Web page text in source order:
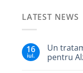
LATEST NEWS
16
iul.
Un
pentru